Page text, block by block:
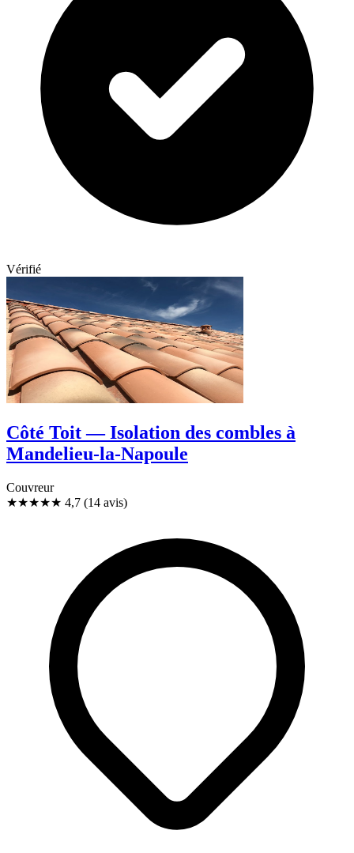
Vérifié
Côté Toit — Isolation des combles à
Mandelieu-la-Napoule
Couvreur
★★★★★ 4,7 (14 avis)